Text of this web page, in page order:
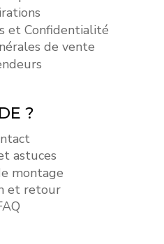
et Confidentialité
de vente
?
astuces
montage
et retour